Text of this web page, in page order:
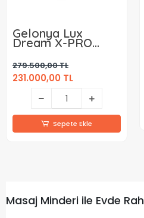
Gelonya Lux
Dream X-PRO
A661 Masaj
Koltuğu
279.500,00 TL
231.000,00 TL
Sepete Ekle
Masaj Minderi ile Evde